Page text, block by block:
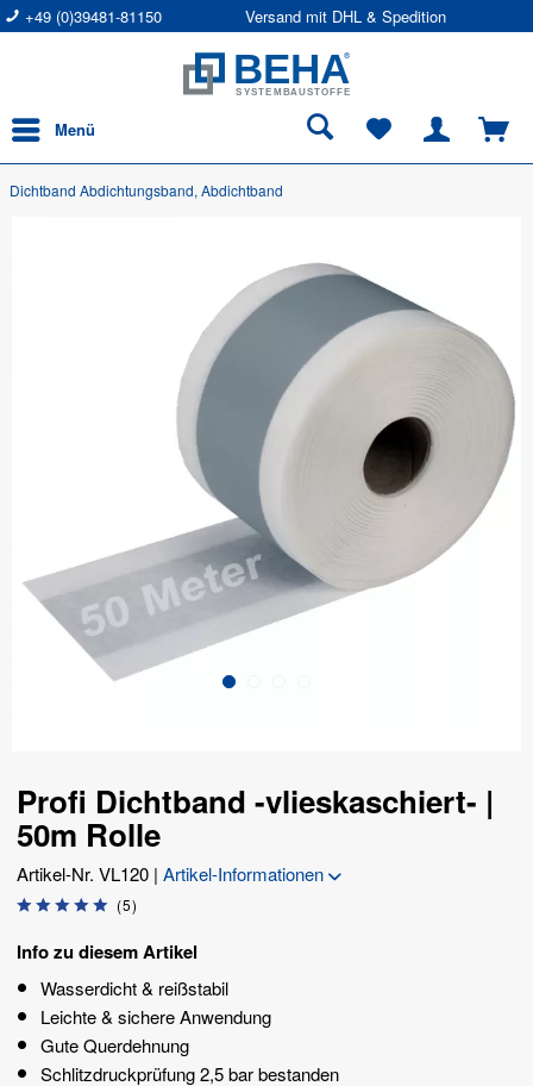
+49 (0)39481-81150 Versand mit DHL & Spedition
Menü
Dichtband Abdichtungsband, Abdichtband
Profi Dichtband -vlieskaschiert- |
50m Rolle
Artikel-Nr. VL120 | Artikel-Informationen
(5)
Info zu diesem Artikel
Wasserdicht & reißstabil
Leichte & sichere Anwendung
Gute Querdehnung
Schlitzdruckprüfung 2,5 bar bestanden